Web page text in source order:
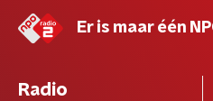
Er is maar één
Radio